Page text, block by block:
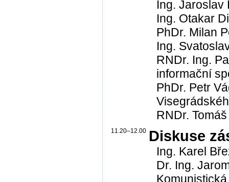
Ing. Jaroslav
Ing. Otakar
PhDr. Milan
Ing.
RNDr. Ing.
informační
PhDr. Petr
RNDr.
11.20–12.00 Diskuse
Ing. Karel
Dr. Ing.